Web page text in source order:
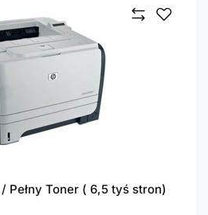
Pełny Toner ( 6,5 tyś stron)